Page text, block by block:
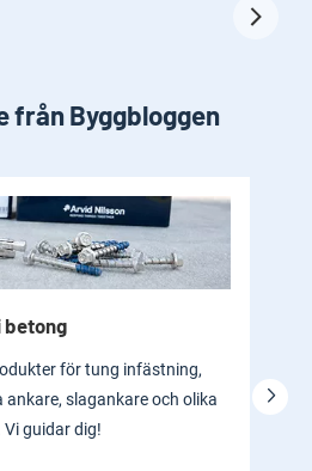
från Byggbloggen
betong
för tung infästning,
ankare, slagankare och olika
guidar dig!